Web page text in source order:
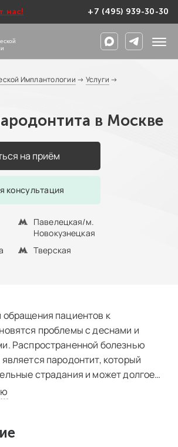
нас! +7 (495) 939-30-30
Имплантологии → Услуги →
в Москве
на приём
консультация
Павелецкая/м.
Новокузнецкая
Тверская
обращения пациентов к
проблемы с деснами и
Распространенной болезнью
пародонтит, который
страдания и может долгое
быть причиной потери